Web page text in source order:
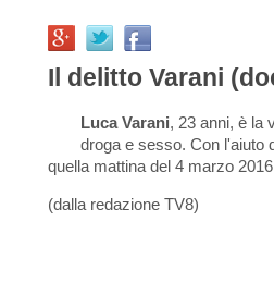
Il delitto Varani
Luca Varani, 23 anni, è la
droga e sesso. Con l'aiuto
quella mattina del 4 marzo
(dalla redazione TV8)